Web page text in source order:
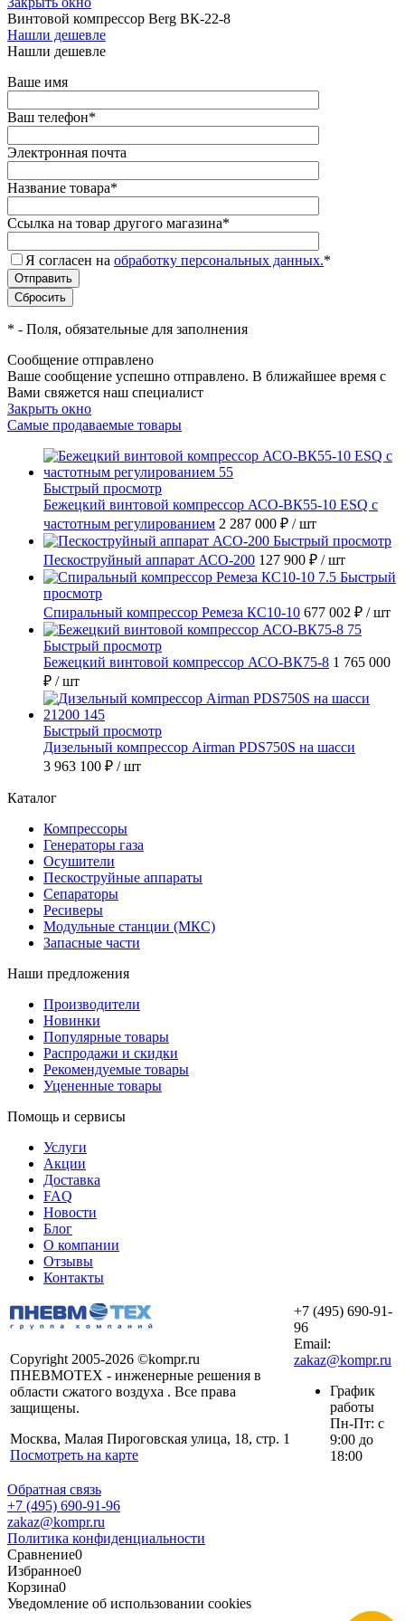
Винтовой компрессор Berg ВК-22-8
Нашли дешевле
Нашли дешевле
Ваше имя
Ваш телефон*
Электронная почта
Название товара*
Ссылка на товар другого магазина*
Я согласен на обработку персональных данных.*
* - Поля, обязательные для заполнения
Сообщение отправлено
Ваше сообщение успешно отправлено. В ближайшее время с
Вами свяжется наш специалист
Закрыть окно
Самые продаваемые товары
Быстрый просмотр
Бежецкий винтовой компрессор АСО-ВК55-10 ESQ с
частотным регулированием 2 287 000 ₽ / шт
Быстрый просмотр
Пескоструйный аппарат АСО-200 127 900 ₽ / шт
Быстрый
просмотр
Спиральный компрессор Ремеза КС10-10 677 002 ₽ / шт
Быстрый просмотр
Бежецкий винтовой компрессор АСО-ВК75-8 1 765 000
₽ / шт
Быстрый просмотр
Дизельный компрессор Airman PDS750S на шасси
3 963 100 ₽ / шт
Каталог
Компрессоры
Генераторы газа
Осушители
Пескоструйные аппараты
Сепараторы
Ресиверы
Модульные станции (МКС)
Запасные части
Наши предложения
Производители
Новинки
Популярные товары
Распродажи и скидки
Рекомендуемые товары
Уцененные товары
Помощь и сервисы
Услуги
Акции
Доставка
FAQ
Новости
Блог
О компании
Отзывы
Контакты
Copyright 2005-2026 ©kompr.ru
ПНЕВМОТЕХ - инженерные решения в
области сжатого воздуха . Все права
защищены.
Москва, Малая Пироговская улица, 18, стр. 1
Посмотреть на карте
+7 (495) 690-91-
96
Email:
zakaz@kompr.ru
График
работы
Пн-Пт: с
9:00 до
18:00
Обратная связь
+7 (495) 690-91-96
zakaz@kompr.ru
Политика конфиденциальности
Сравнение0
Избранное0
Корзина0
Уведомление об использовании cookies